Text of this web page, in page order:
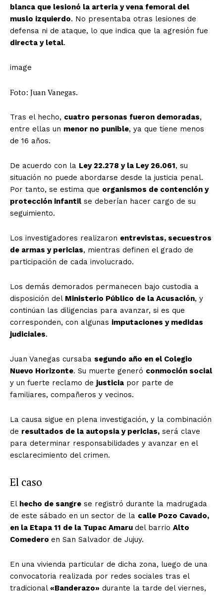
blanca que lesionó la arteria y vena femoral del
muslo izquierdo. No presentaba otras lesiones de
defensa ni de ataque, lo que indica que la agresión fue
directa y letal.
image
Foto: Juan Vanegas.
Tras el hecho, cuatro personas fueron demoradas,
entre ellas un menor no punible, ya que tiene menos
de 16 años.
De acuerdo con la Ley 22.278 y la Ley 26.061, su
situación no puede abordarse desde la justicia penal.
Por tanto, se estima que organismos de contención y
protección infantil se deberían hacer cargo de su
seguimiento.
Los investigadores realizaron entrevistas, secuestros
de armas y pericias, mientras definen el grado de
participación de cada involucrado.
Los demás demorados permanecen bajo custodia a
disposición del Ministerio Público de la Acusación, y
continúan las diligencias para avanzar, si es que
corresponden, con algunas imputaciones y medidas
judiciales.
Juan Vanegas cursaba segundo año en el Colegio
Nuevo Horizonte. Su muerte generó conmoción social
y un fuerte reclamo de justicia por parte de
familiares, compañeros y vecinos.
La causa sigue en plena investigación, y la combinación
de resultados de la autopsia y pericias, será clave
para determinar responsabilidades y avanzar en el
esclarecimiento del crimen.
El caso
El hecho de sangre se registró durante la madrugada
de este sábado en un sector de la calle Pozo Cavado,
en la Etapa 11 de la Tupac Amaru del barrio Alto
Comedero en San Salvador de Jujuy.
En una vivienda particular de dicha zona, luego de una
convocatoria realizada por redes sociales tras el
tradicional «Banderazo» durante la tarde del viernes,